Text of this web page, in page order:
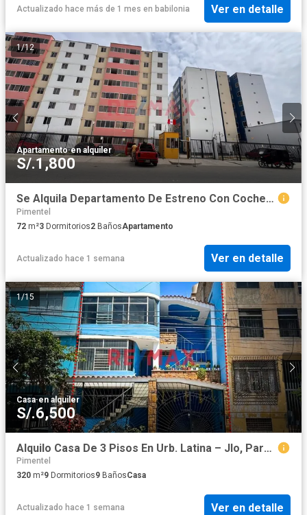
Actualizado hace más de 1 mes en babilonia Ver en detalle
1/12
Apartamento·en alquiler
S/.1,800
Se Alquila Departamento De Estreno Con Cochera - 72M2 - 7Mo Piso - Residencial El Jockey
Pimentel
72 m²3 Dormitorios2 BañosApartamento
Actualizado hace 1 semana Ver en detalle
1/15
Casa·en alquiler
S/.6,500
Alquilo Casa De 3 Pisos En Urb. Latina – Jlo, Para Empresas
Pimentel
320 m²9 Dormitorios9 BañosCasa
Actualizado hace 1 semana Ver en detalle